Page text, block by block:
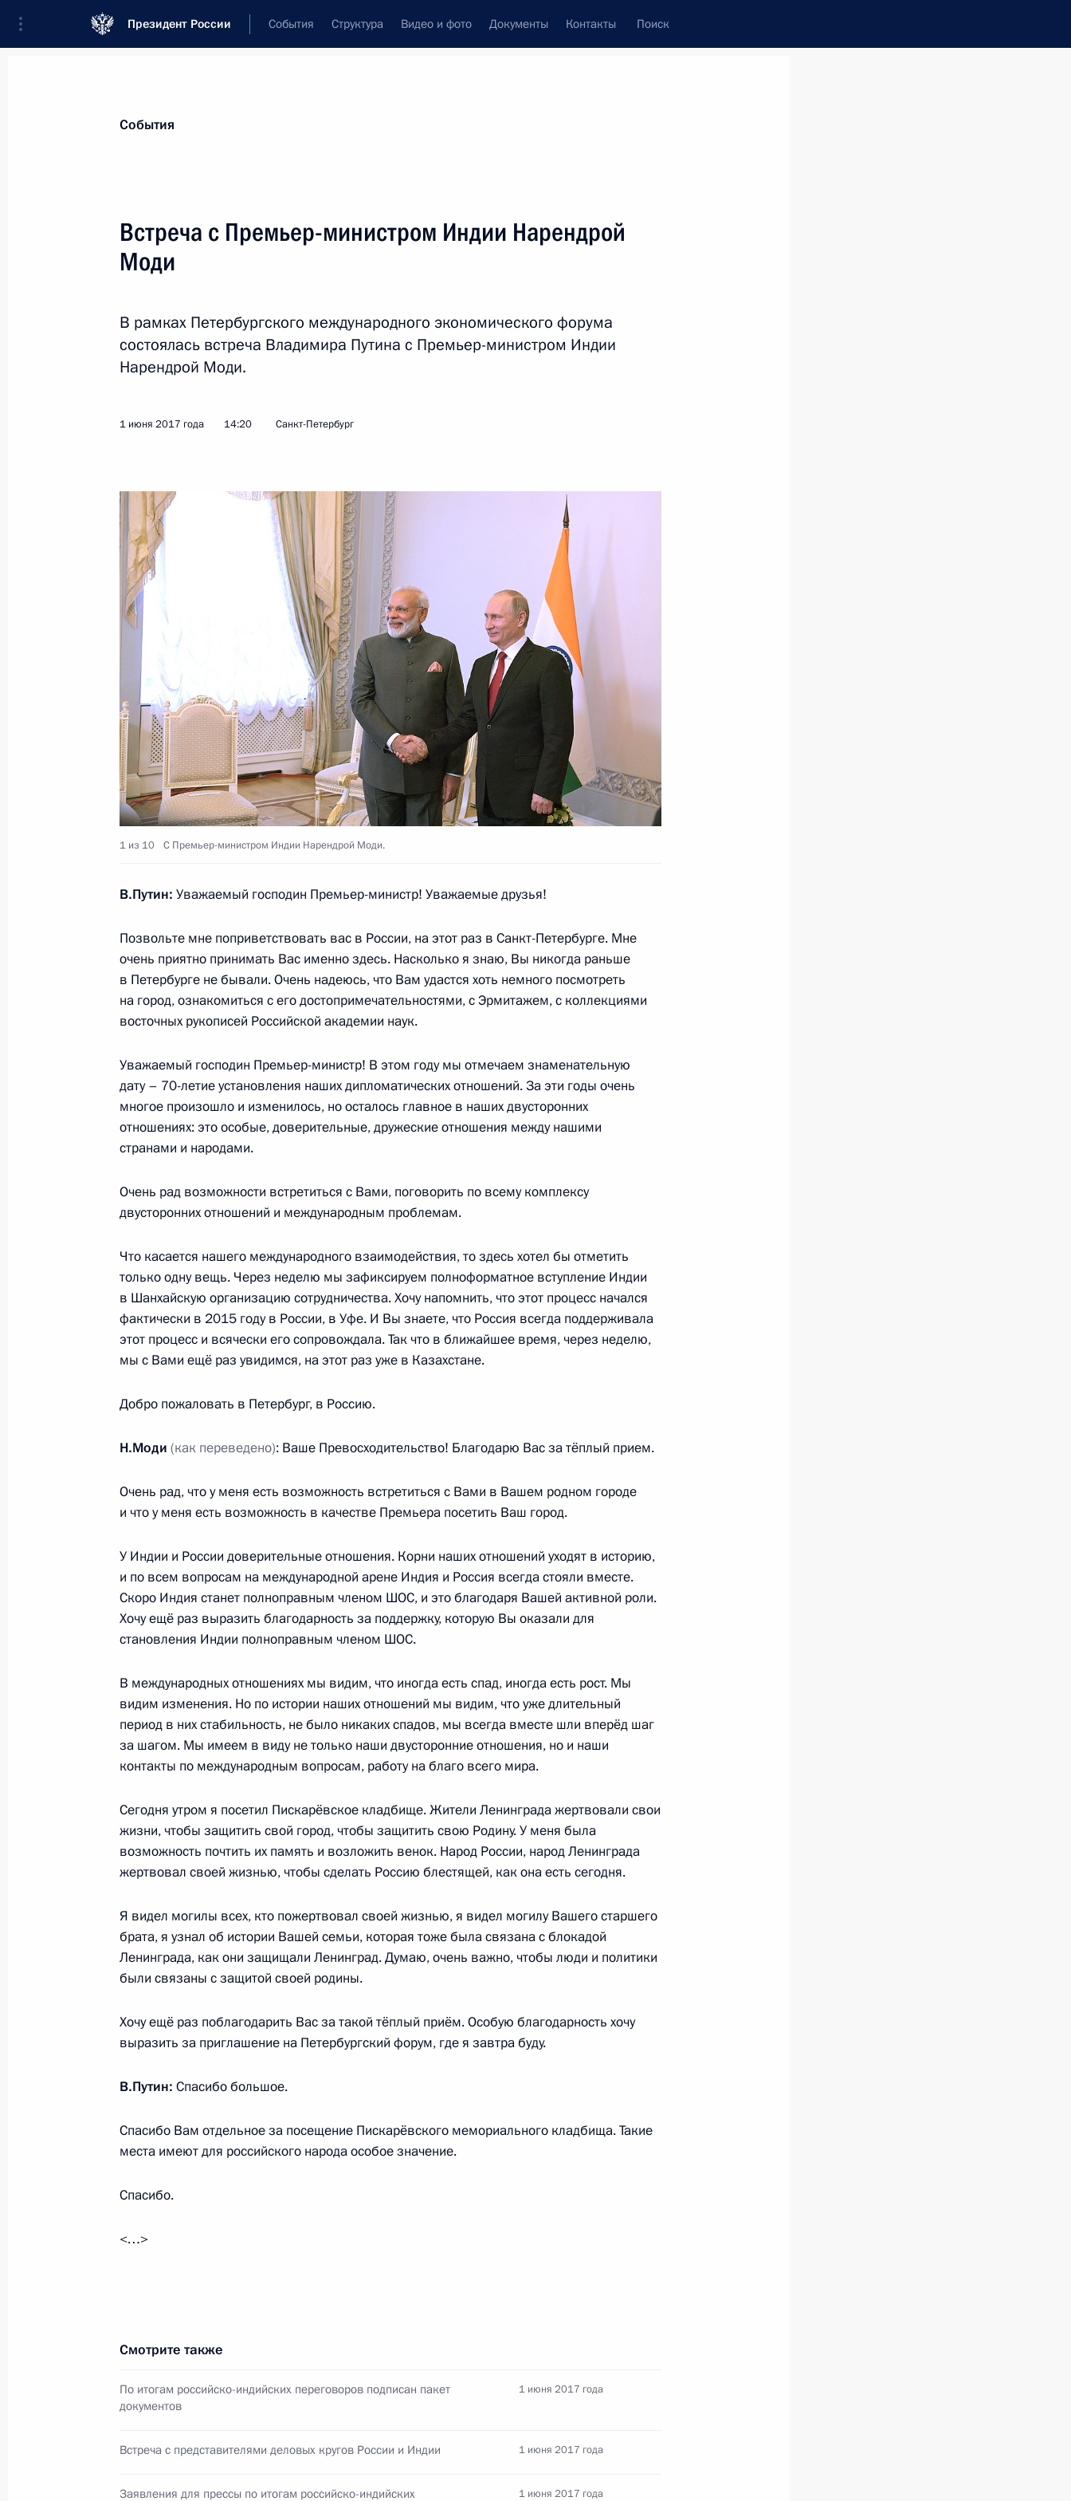
Президент России События Структура Видео и фото Документы Контакты Поиск
Телефонный разговор с Премьер-министром Индии Нарендрой
Открытие Фестиваля культуры стран БРИКС
4 сентября 2017 года, 13:00
Встреча с Премьер-министром Индии Нарендрой Моди
4 сентября 2017 года, 08:15
Саммит БРИКС
4 сентября 2017 года, 07:45
Заявления для прессы по итогам российско-индийских
переговоров
1 июня 2017 года, 19:00
По итогам российско-индийских переговоров подписан пакет
документов
1 июня 2017 года, 18:45
Встреча с представителями деловых кругов России и Индии
1 июня 2017 года, 17:30
Встреча с Премьер-министром Индии Нарендрой Моди
1 июня 2017 года, 14:20
Моди
Соболезнования Президенту Индии Пранабу Мукерджи
и Премьер-министру Нарендре Моди
20 ноября 2016 года, 17:50
15 октября 2016 года, 11:45
15–16 октября Владимир Путин посетит Индию
Церемония передачи Индии первого энергоблока АЭС
10 августа 2016 года, 13:35
24 июня 2016 года, 14:30
Телефонный разговор с Премьер-министром Индии Нарендрой
и Премьер-министру Нарендре Моди
Моди
26 декабря 2015 года, 16:50
Заявления для прессы по итогам российско-индийских
События
Встреча с Премьер-министром Индии Нарендрой
Моди
В рамках Петербургского международного экономического форума
состоялась встреча Владимира Путина с Премьер-министром Индии
Нарендрой Моди.
1 июня 2017 года 14:20 Санкт-Петербург
1 из 10 C Премьер-министром Индии Нарендрой Моди.
В.Путин: Уважаемый господин Премьер-министр! Уважаемые друзья!
Позвольте мне поприветствовать вас в России, на этот раз в Санкт-Петербурге. Мне
очень приятно принимать Вас именно здесь. Насколько я знаю, Вы никогда раньше
в Петербурге не бывали. Очень надеюсь, что Вам удастся хоть немного посмотреть
на город, ознакомиться с его достопримечательностями, с Эрмитажем, с коллекциями
восточных рукописей Российской академии наук.
Уважаемый господин Премьер-министр! В этом году мы отмечаем знаменательную
дату – 70-летие установления наших дипломатических отношений. За эти годы очень
многое произошло и изменилось, но осталось главное в наших двусторонних
отношениях: это особые, доверительные, дружеские отношения между нашими
странами и народами.
Очень рад возможности встретиться с Вами, поговорить по всему комплексу
двусторонних отношений и международным проблемам.
Что касается нашего международного взаимодействия, то здесь хотел бы отметить
только одну вещь. Через неделю мы зафиксируем полноформатное вступление Индии
в Шанхайскую организацию сотрудничества. Хочу напомнить, что этот процесс начался
фактически в 2015 году в России, в Уфе. И Вы знаете, что Россия всегда поддерживала
этот процесс и всячески его сопровождала. Так что в ближайшее время, через неделю,
мы с Вами ещё раз увидимся, на этот раз уже в Казахстане.
Добро пожаловать в Петербург, в Россию.
Н.Моди (как переведено): Ваше Превосходительство! Благодарю Вас за тёплый прием.
Очень рад, что у меня есть возможность встретиться с Вами в Вашем родном городе
и что у меня есть возможность в качестве Премьера посетить Ваш город.
У Индии и России доверительные отношения. Корни наших отношений уходят в историю,
и по всем вопросам на международной арене Индия и Россия всегда стояли вместе.
Скоро Индия станет полноправным членом ШОС, и это благодаря Вашей активной роли.
Хочу ещё раз выразить благодарность за поддержку, которую Вы оказали для
становления Индии полноправным членом ШОС.
В международных отношениях мы видим, что иногда есть спад, иногда есть рост. Мы
видим изменения. Но по истории наших отношений мы видим, что уже длительный
период в них стабильность, не было никаких спадов, мы всегда вместе шли вперёд шаг
за шагом. Мы имеем в виду не только наши двусторонние отношения, но и наши
контакты по международным вопросам, работу на благо всего мира.
Сегодня утром я посетил Пискарёвское кладбище. Жители Ленинграда жертвовали свои
жизни, чтобы защитить свой город, чтобы защитить свою Родину. У меня была
возможность почтить их память и возложить венок. Народ России, народ Ленинграда
жертвовал своей жизнью, чтобы сделать Россию блестящей, как она есть сегодня.
Я видел могилы всех, кто пожертвовал своей жизнью, я видел могилу Вашего старшего
брата, я узнал об истории Вашей семьи, которая тоже была связана с блокадой
Ленинграда, как они защищали Ленинград. Думаю, очень важно, чтобы люди и политики
были связаны с защитой своей родины.
Хочу ещё раз поблагодарить Вас за такой тёплый приём. Особую благодарность хочу
выразить за приглашение на Петербургский форум, где я завтра буду.
В.Путин: Спасибо большое.
Спасибо Вам отдельное за посещение Пискарёвского мемориального кладбища. Такие
места имеют для российского народа особое значение.
Спасибо.
<…>
Смотрите также
По итогам российско-индийских переговоров подписан пакет
документов
1 июня 2017 года
Встреча с представителями деловых кругов России и Индии 1 июня 2017 года
Заявления для прессы по итогам российско-индийских
1 июня 2017 года